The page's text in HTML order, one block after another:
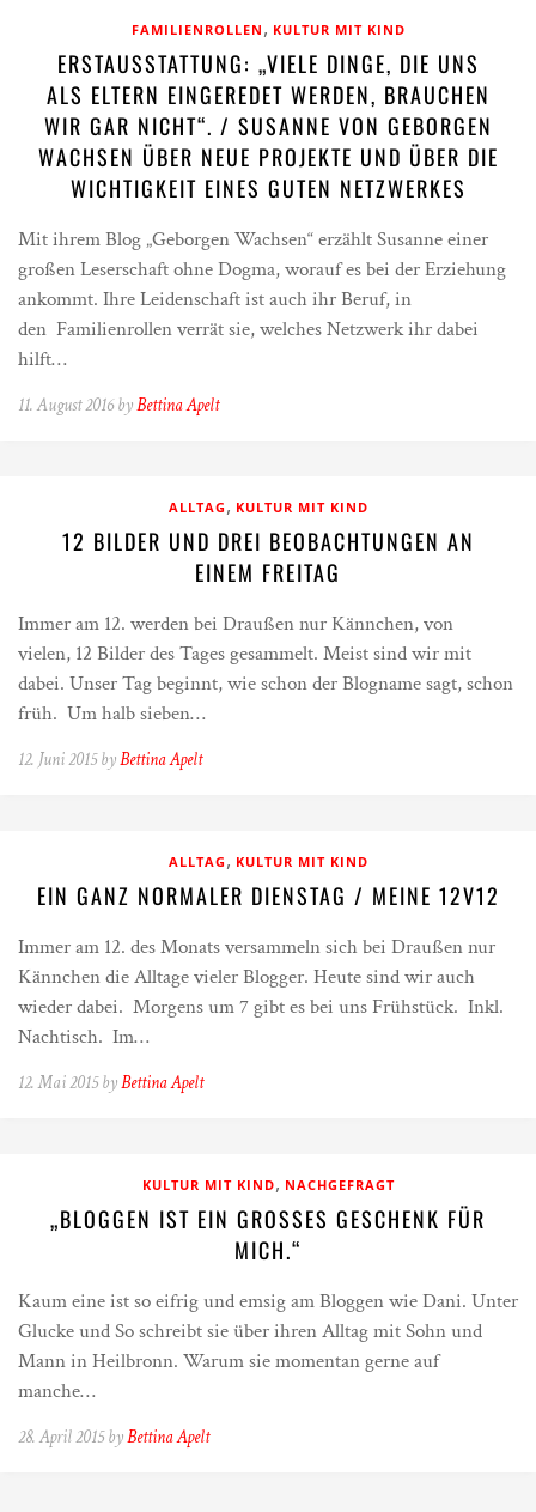
FAMILIENROLLEN , KULTUR MIT KIND
ERSTAUSSTATTUNG: „VIELE DINGE, DIE UNS
ALS ELTERN EINGEREDET WERDEN, BRAUCHEN
WIR GAR NICHT“. / SUSANNE VON GEBORGEN
WACHSEN ÜBER NEUE PROJEKTE UND ÜBER DIE
WICHTIGKEIT EINES GUTEN NETZWERKES
Mit ihrem Blog „Geborgen Wachsen“ erzählt Susanne einer
großen Leserschaft ohne Dogma, worauf es bei der Erziehung
ankommt. Ihre Leidenschaft ist auch ihr Beruf, in
den Familienrollen verrät sie, welches Netzwerk ihr dabei
hilft…
11. August 2016 byBettina Apelt
ALLTAG , KULTUR MIT KIND
12 BILDER UND DREI BEOBACHTUNGEN AN
EINEM FREITAG
Immer am 12. werden bei Draußen nur Kännchen, von
vielen, 12 Bilder des Tages gesammelt. Meist sind wir mit
dabei. Unser Tag beginnt, wie schon der Blogname sagt, schon
früh. Um halb sieben…
12. Juni 2015 byBettina Apelt
ALLTAG , KULTUR MIT KIND
EIN GANZ NORMALER DIENSTAG / MEINE 12V12
Immer am 12. des Monats versammeln sich bei Draußen nur
Kännchen die Alltage vieler Blogger. Heute sind wir auch
wieder dabei. Morgens um 7 gibt es bei uns Frühstück. Inkl.
Nachtisch. Im…
12. Mai 2015 byBettina Apelt
KULTUR MIT KIND, NACHGEFRAGT
„BLOGGEN IST EIN GROSSES GESCHENK FÜR M
ICH.“
Kaum eine ist so eifrig und emsig am Bloggen wie Dani. Unter
Glucke und So schreibt sie über ihren Alltag mit Sohn und
Mann in Heilbronn. Warum sie momentan gerne auf
manche…
28. April 2015 byBettina Apelt